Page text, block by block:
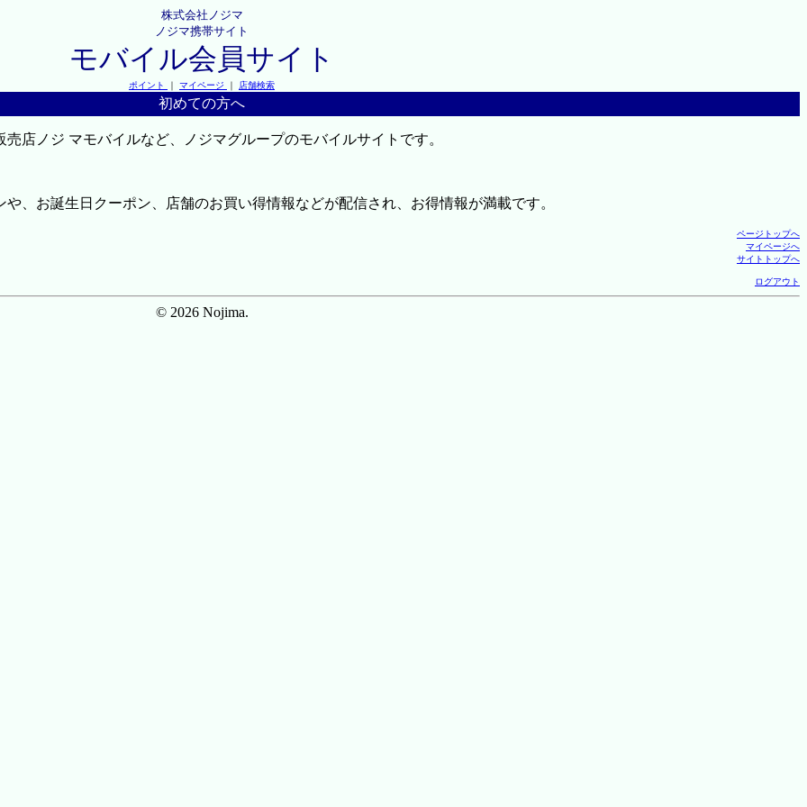
株式会社ノジマ
ノジマ携帯サイト
モバイル会員サイト
ポイント ｜ マイページ ｜ 店舗検索
初めての方へ
店ノジ マモバイルなど、ノジマグループのモバイルサイトです。
、お誕生日クーポン、店舗のお買い得情報などが配信され、お得情報が満載です。
ページトップへ
マイページへ
サイトトップへ
ログアウト
© 2026 Nojima.